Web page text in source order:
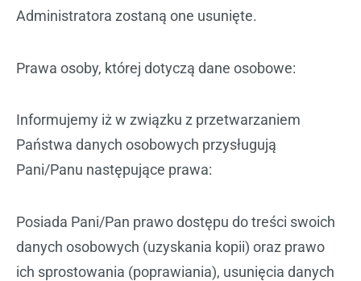
Administratora zostaną one usunięte.
Prawa osoby, której dotyczą dane osobowe:
Informujemy iż w związku z przetwarzaniem
Państwa danych osobowych przysługują
Pani/Panu następujące prawa:
Posiada Pani/Pan prawo dostępu do treści swoich
danych osobowych (uzyskania kopii) oraz prawo
ich sprostowania (poprawiania), usunięcia danych